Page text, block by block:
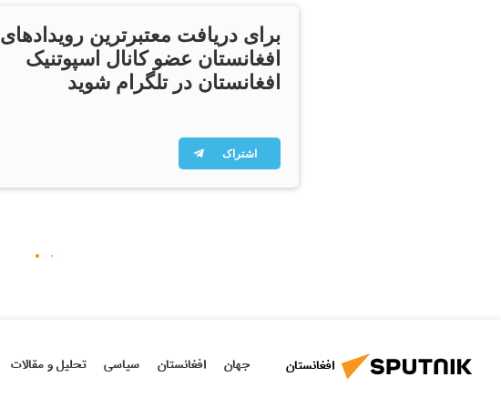
برای دریافت معتبرترین رویدادهای
افغانستان عضو کانال اسپوتنیک
افغانستان در تلگرام شوید
اشتراک
افغانستان جهان افغانستان سیاسی تحلیل و مقالات